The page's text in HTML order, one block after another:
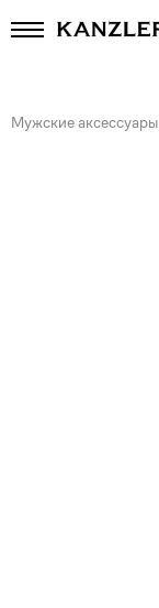
Мужские аксессуары